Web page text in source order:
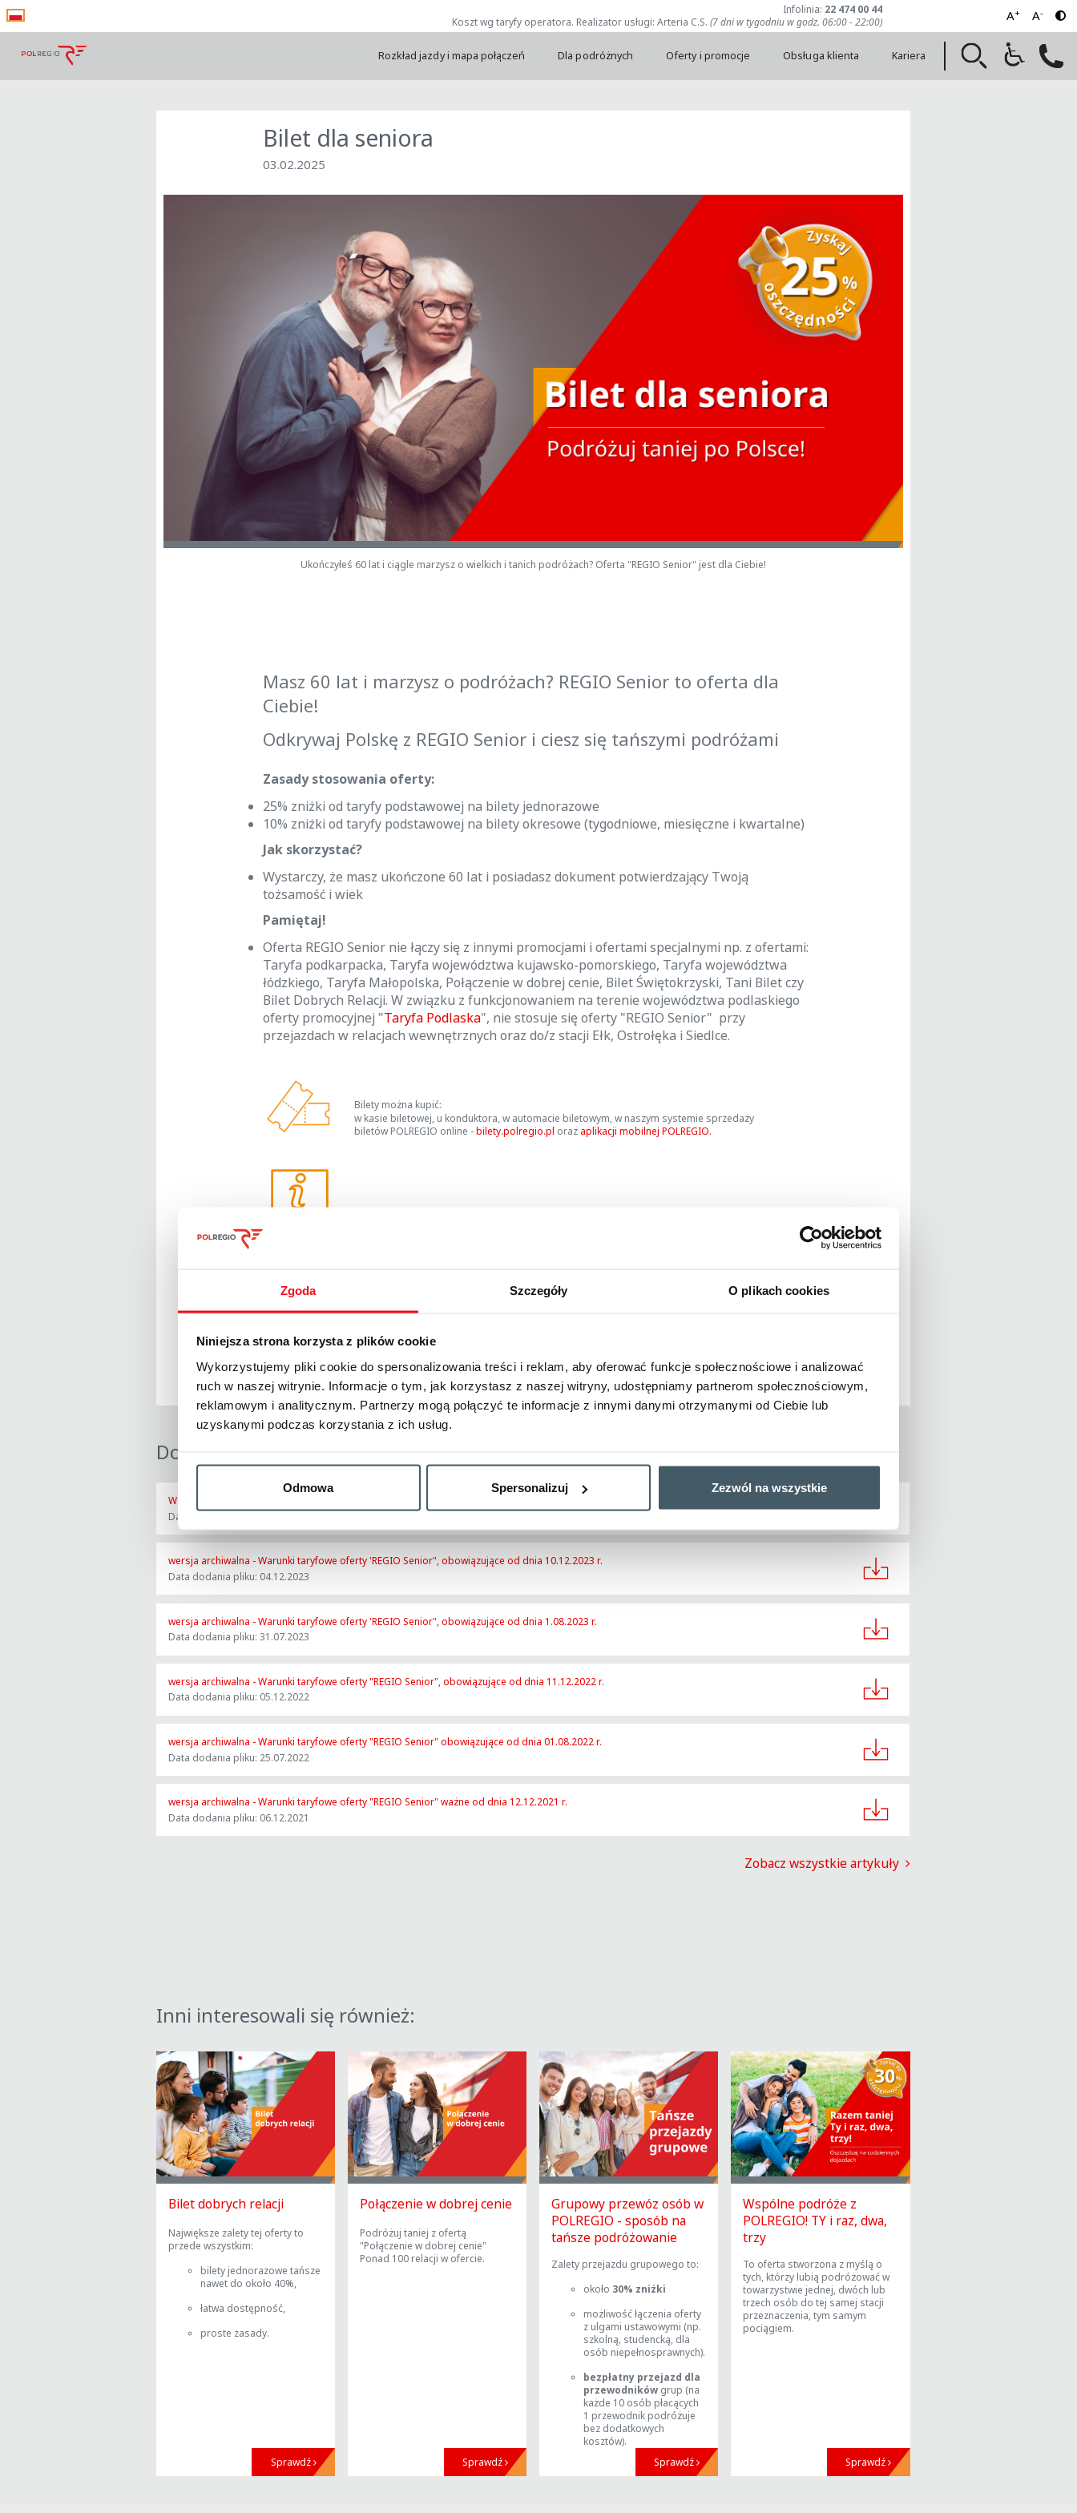
Zgoda Szczegóły O plikach cookies
Niniejsza strona korzysta z plików cookie
Wykorzystujemy pliki cookie do spersonalizowania treści i reklam, aby oferować funkcje społecznościowe i analizować
ruch w naszej witrynie. Informacje o tym, jak korzystasz z naszej witryny, udostępniamy partnerom społecznościowym,
reklamowym i analitycznym. Partnerzy mogą połączyć te informacje z innymi danymi otrzymanymi od Ciebie lub
uzyskanymi podczas korzystania z ich usług.
Odmowa Spersonalizuj Zezwól na wszystkie
Infolinia: 22 474 00 44
Koszt wg taryfy operatora. Realizator usługi: Arteria C.S. (7 dni w tygodniu w godz. 06:00 - 22:00) A+ A-
Rozkład jazdy i mapa połączeń Dla podróżnych Oferty i promocje Obsługa klienta Kariera
Bilet dla seniora
03.02.2025
Ukończyłeś 60 lat i ciągle marzysz o wielkich i tanich podróżach? Oferta "REGIO Senior" jest dla Ciebie!
Masz 60 lat i marzysz o podróżach? REGIO Senior to oferta dla
Ciebie!
Odkrywaj Polskę z REGIO Senior i ciesz się tańszymi podróżami
Zasady stosowania oferty:
25% zniżki od taryfy podstawowej na bilety jednorazowe
10% zniżki od taryfy podstawowej na bilety okresowe (tygodniowe, miesięczne i kwartalne)
Jak skorzystać?
Wystarczy, że masz ukończone 60 lat i posiadasz dokument potwierdzający Twoją
tożsamość i wiek
Pamiętaj!
Oferta REGIO Senior nie łączy się z innymi promocjami i ofertami specjalnymi np. z ofertami:
Taryfa podkarpacka, Taryfa województwa kujawsko-pomorskiego, Taryfa województwa
łódzkiego, Taryfa Małopolska, Połączenie w dobrej cenie, Bilet Świętokrzyski, Tani Bilet czy
Bilet Dobrych Relacji. W związku z funkcjonowaniem na terenie województwa podlaskiego
oferty promocyjnej "Taryfa Podlaska", nie stosuje się oferty "REGIO Senior" przy
przejazdach w relacjach wewnętrznych oraz do/z stacji Ełk, Ostrołęka i Siedlce.
Bilety można kupić:
w kasie biletowej, u konduktora, w automacie biletowym, w naszym systemie sprzedaży
biletów POLREGIO online -bilety.polregio.pl oraz aplikacji mobilnej POLREGIO.
Inspiracje podróżnicze
Do pobrania
Warunki taryfowe oferty 'REGIO Senior", obowiązujące od dnia 15.12.2024 r.
Data dodania pliku: 09.12.2024
wersja archiwalna - Warunki taryfowe oferty 'REGIO Senior", obowiązujące od dnia 10.12.2023 r.
Data dodania pliku: 04.12.2023
wersja archiwalna - Warunki taryfowe oferty 'REGIO Senior", obowiązujące od dnia 1.08.2023 r.
Data dodania pliku: 31.07.2023
wersja archiwalna - Warunki taryfowe oferty "REGIO Senior", obowiązujące od dnia 11.12.2022 r.
Data dodania pliku: 05.12.2022
wersja archiwalna - Warunki taryfowe oferty "REGIO Senior" obowiązujące od dnia 01.08.2022 r.
Data dodania pliku: 25.07.2022
wersja archiwalna - Warunki taryfowe oferty "REGIO Senior" ważne od dnia 12.12.2021 r.
Data dodania pliku: 06.12.2021
Zobacz wszystkie artykuły
Inni interesowali się również:
Bilet dobrych relacji
Największe zalety tej oferty to
przede wszystkim:
bilety jednorazowe tańsze
nawet do około 40%,
łatwa dostępność,
proste zasady.
Sprawdź
Połączenie w dobrej cenie
Podróżuj taniej z ofertą
"Połączenie w dobrej cenie"
Ponad 100 relacji w ofercie.
Sprawdź
Grupowy przewóz osób w
POLREGIO - sposób na
tańsze podróżowanie
Zalety przejazdu grupowego to:
około 30% zniżki
możliwość łączenia oferty
z ulgami ustawowymi (np.
szkolną, studencką, dla
osób niepełnosprawnych).
bezpłatny przejazd dla
przewodników grup (na
każde 10 osób płacących
1 przewodnik podróżuje
bez dodatkowych
kosztów).
Sprawdź
Wspólne podróże z
POLREGIO! TY i raz, dwa,
trzy
To oferta stworzona z myślą o
tych, którzy lubią podróżować w
towarzystwie jednej, dwóch lub
trzech osób do tej samej stacji
przeznaczenia, tym samym
pociągiem.
Sprawdź